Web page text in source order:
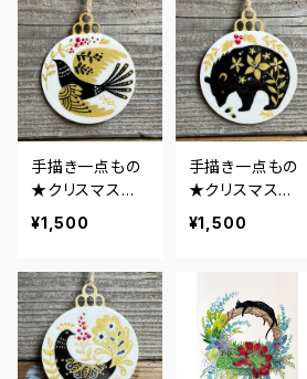
手描き一点もの
★クリスマスオ
ーナメント★小
鳥2
¥1,500
手描き一点もの
★クリスマスオ
ーナメント★ヒ
グマ
¥1,500